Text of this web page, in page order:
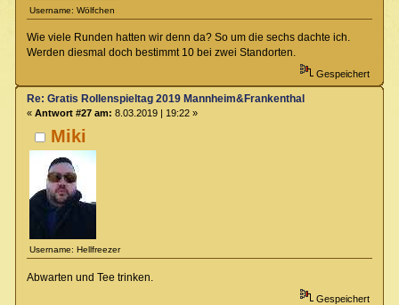
Username: Wölfchen
Wie viele Runden hatten wir denn da? So um die sechs dachte ich.
Werden diesmal doch bestimmt 10 bei zwei Standorten.
Gespeichert
Miki
Username: Hellfreezer
Re: Gratis Rollenspieltag 2019 Mannheim&Frankenthal
« Antwort #27 am: 8.03.2019 | 19:22 »
Abwarten und Tee trinken.
Gespeichert